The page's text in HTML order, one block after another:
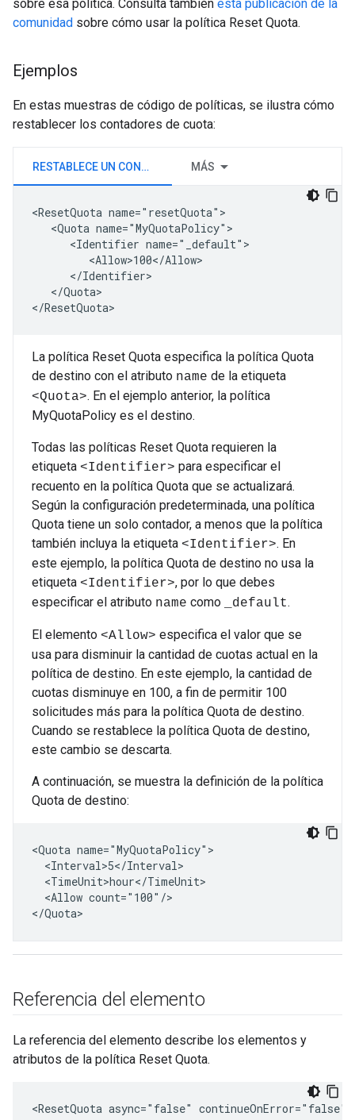
sobre esa política. Consulta también esta publicación de la
comunidad sobre cómo usar la política Reset Quota.
Ejemplos
En estas muestras de código de políticas, se ilustra cómo
restablecer los contadores de cuota:
RESTABLECE UN CONTADOR PREDETERMINADO MÁS
<ResetQuota name="resetQuota">
   <Quota name="MyQuotaPolicy">
      <Identifier name="_default">
         <Allow>100</Allow>
      </Identifier>
   </Quota>
</ResetQuota>
La política Reset Quota especifica la política Quota
de destino con el atributo name de la etiqueta
<Quota>. En el ejemplo anterior, la política
MyQuotaPolicy es el destino.
Todas las políticas Reset Quota requieren la
etiqueta <Identifier> para especificar el
recuento en la política Quota que se actualizará.
Según la configuración predeterminada, una política
Quota tiene un solo contador, a menos que la política
también incluya la etiqueta <Identifier>. En
este ejemplo, la política Quota de destino no usa la
etiqueta <Identifier>, por lo que debes
especificar el atributo name como _default.
El elemento <Allow> especifica el valor que se
usa para disminuir la cantidad de cuotas actual en la
política de destino. En este ejemplo, la cantidad de
cuotas disminuye en 100, a fin de permitir 100
solicitudes más para la política Quota de destino.
Cuando se restablece la política Quota de destino,
este cambio se descarta.
A continuación, se muestra la definición de la política
Quota de destino:
<Quota name="MyQuotaPolicy">
  <Interval>5</Interval>
  <TimeUnit>hour</TimeUnit>
  <Allow count="100"/>
</Quota>
Referencia del elemento
La referencia del elemento describe los elementos y
atributos de la política Reset Quota.
<ResetQuota async="false" continueOnError="false"